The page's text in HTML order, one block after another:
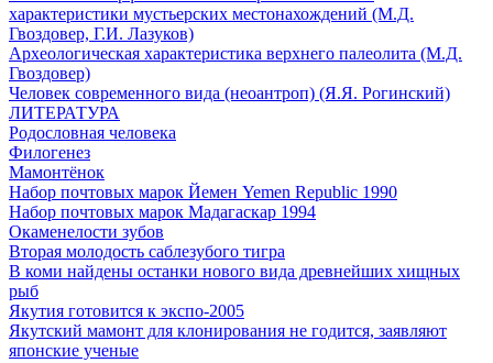
характеристики мустьерских местонахождений (М.Д.
Гвоздовер, Г.И. Лазуков)
Археологическая характеристика верхнего палеолита (М.Д.
Гвоздовер)
Человек современного вида (неоантроп) (Я.Я. Рогинский)
ЛИТЕРАТУРА
Родословная человека
Филогенез
Мамонтёнок
Набор почтовых марок Йемен Yemen Republic 1990
Набор почтовых марок Мадагаскар 1994
Окаменелости зубов
Вторая молодость саблезубого тигра
В коми найдены останки нового вида древнейших хищных
рыб
Якутия готовится к экспо-2005
Якутский мамонт для клонирования не годится, заявляют
японские ученые